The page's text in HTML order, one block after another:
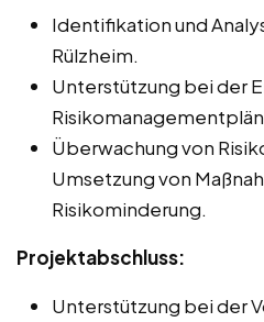
Identifikation und
Rülzheim.
Unterstützung bei der
Überwachung von
Umsetzung von
Risikominderung.
Projektabschluss:
Unterstützung bei der